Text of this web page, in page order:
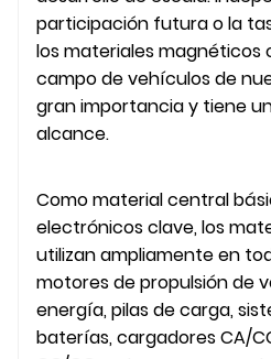
participación futura o la
los materiales magnéticos
campo de vehículos de
gran importancia y tiene
alcance.
Como material central
electrónicos clave, los
utilizan ampliamente en
motores de propulsión de
energía, pilas de carga,
baterías, cargadores CA/